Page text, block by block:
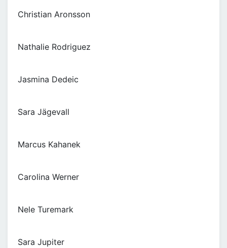
Christian Aronsson
Nathalie Rodriguez
Jasmina Dedeic
Sara Jägevall
Marcus Kahanek
Carolina Werner
Nele Turemark
Sara Jupiter